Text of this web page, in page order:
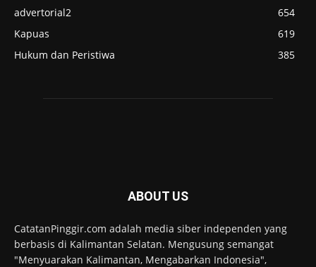
advertorial2
654
Kapuas
619
Hukum dan Peristiwa
385
ABOUT US
CatatanPinggir.com adalah media siber independen yang
berbasis di Kalimantan Selatan. Mengusung semangat
"Menyuarakan Kalimantan, Mengabarkan Indonesia",